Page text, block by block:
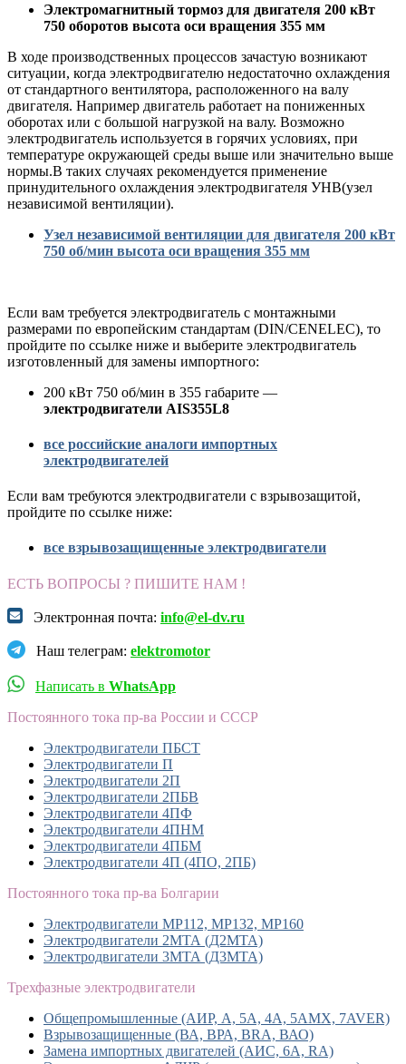
Электромагнитный тормоз для двигателя 200 кВт
750 оборотов высота оси вращения 355 мм
В ходе производственных процессов зачастую возникают
ситуации, когда электродвигателю недостаточно охлаждения
от стандартного вентилятора, расположенного на валу
двигателя. Например двигатель работает на пониженных
оборотах или с большой нагрузкой на валу. Возможно
электродвигатель используется в горячих условиях, при
температуре окружающей среды выше или значительно выше
нормы.В таких случаях рекомендуется применение
принудительного охлаждения электродвигателя УНВ(узел
независимой вентиляции).
Узел независимой вентиляции для двигателя 200 кВт
750 об/мин высота оси вращения 355 мм
Если вам требуется электродвигатель с монтажными
размерами по европейским стандартам (DIN/CENELEC), то
пройдите по ссылке ниже и выберите электродвигатель
изготовленный для замены импортного:
200 кВт 750 об/мин в 355 габарите —
электродвигатели AIS355L8
все российские аналоги импортных
электродвигателей
Если вам требуются электродвигатели с взрывозащитой,
пройдите по ссылке ниже:
все взрывозащищенные электродвигатели
ЕСТЬ ВОПРОСЫ ? ПИШИТЕ НАМ !
Электронная почта: info@el-dv.ru
Наш телеграм: elektromotor
Написать в WhatsApp
Постоянного тока пр-ва России и СССР
Электродвигатели ПБСТ
Электродвигатели П
Электродвигатели 2П
Электродвигатели 2ПБВ
Электродвигатели 4ПФ
Электродвигатели 4ПНМ
Электродвигатели 4ПБМ
Электродвигатели 4П (4ПО, 2ПБ)
Постоянного тока пр-ва Болгарии
Электродвигатели MP112, МР132, MP160
Электродвигатели 2МТА (Д2МТА)
Электродвигатели 3МТА (Д3МТА)
Трехфазные электродвигатели
Общепромышленные (АИР, А, 5А, 4А, 5АМХ, 7AVER)
Взрывозащищенные (ВА, ВРА, BRA, ВАО)
Замена импортных двигателей (АИС, 6А, RA)